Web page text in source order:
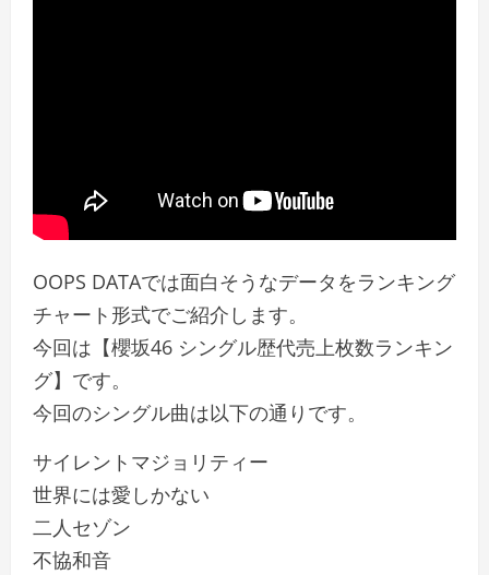
OOPS DATAでは面白そうなデータをランキング
チャート形式でご紹介します。
今回は【櫻坂46 シングル歴代売上枚数ランキン
グ】です。
今回のシングル曲は以下の通りです。
サイレントマジョリティー
世界には愛しかない
二人セゾン
不協和音